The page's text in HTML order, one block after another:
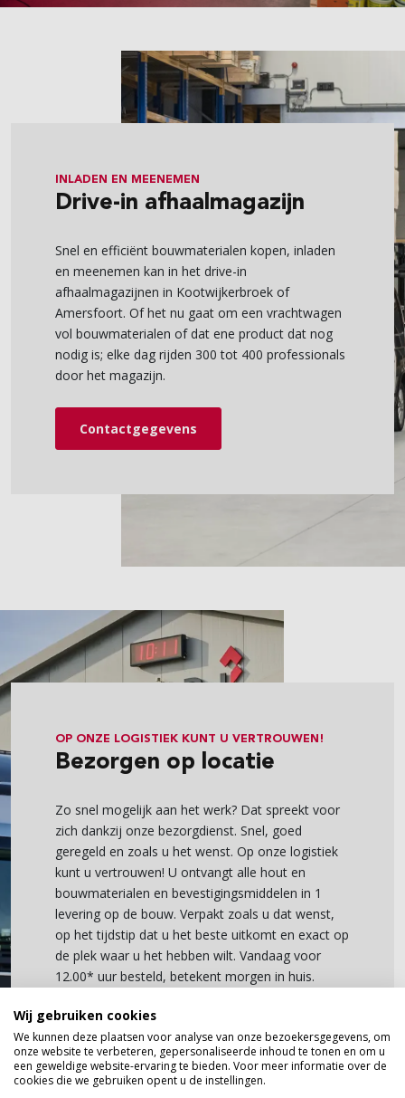
INLADEN EN MEENEMEN
Drive-in afhaalmagazijn
Snel en efficiënt bouwmaterialen kopen, inladen
en meenemen kan in het drive-in
afhaalmagazijnen in Kootwijkerbroek of
Amersfoort. Of het nu gaat om een vrachtwagen
vol bouwmaterialen of dat ene product dat nog
nodig is; elke dag rijden 300 tot 400 professionals
door het magazijn.
Contactgegevens
OP ONZE LOGISTIEK KUNT U VERTROUWEN!
Bezorgen op locatie
Zo snel mogelijk aan het werk? Dat spreekt voor
zich dankzij onze bezorgdienst. Snel, goed
geregeld en zoals u het wenst. Op onze logistiek
kunt u vertrouwen! U ontvangt alle hout en
bouwmaterialen en bevestigingsmiddelen in 1
levering op de bouw. Verpakt zoals u dat wenst,
op het tijdstip dat u het beste uitkomt en exact op
de plek waar u het hebben wilt. Vandaag voor
12.00* uur besteld, betekent morgen in huis.
In onze werkplaats kunnen wij alles vooraf voor u
zagen en/of profileren. Dit scheelt veel tijd op de
bouw. We beloven korte levertijden om uw hout
en plaatmaterialen te laten gronderen of op kleur
Wij gebruiken cookies
We kunnen deze plaatsen voor analyse van onze bezoekersgegevens, om
onze website te verbeteren, gepersonaliseerde inhoud te tonen en om u
een geweldige website-ervaring te bieden. Voor meer informatie over de
cookies die we gebruiken opent u de instellingen.